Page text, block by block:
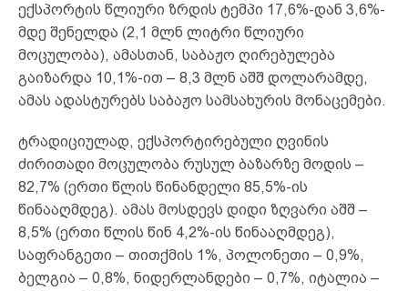
ექსპორტის წლიური ზრდის ტემპი 17,6%-დან 3,6%-
მდე შენელდა (2,1 მლნ ლიტრი წლიური
მოცულობა), ამასთან, საბაჟო ღირებულება
გაიზარდა 10,1%-ით – 8,3 მლნ აშშ დოლარამდე,
ამას ადასტურებს საბაჟო სამსახურის მონაცემები.
ტრადიციულად, ექსპორტირებული ღვინის
ძირითადი მოცულობა რუსულ ბაზარზე მოდის –
82,7% (ერთი წლის წინანდელი 85,5%-ის
წინააღმდეგ). ამას მოსდევს დიდი ზღვარი აშშ –
8,5% (ერთი წლის წინ 4,2%-ის წინააღმდეგ),
საფრანგეთი – თითქმის 1%, პოლონეთი – 0,9%,
ბელგია – 0,8%, ნიდერლანდები – 0,7%, იტალია –